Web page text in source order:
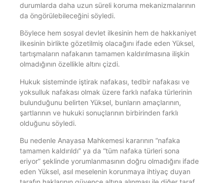
durumlarda daha uzun süreli koruma mekanizmalarının
da öngörülebileceğini söyledi.
Böylece hem sosyal devlet ilkesinin hem de hakkaniyet
ilkesinin birlikte gözetilmiş olacağını ifade eden Yüksel,
tartışmaların nafakanın tamamen kaldırılmasına ilişkin
olmadığının özellikle altını çizdi.
Hukuk sisteminde iştirak nafakası, tedbir nafakası ve
yoksulluk nafakası olmak üzere farklı nafaka türlerinin
bulunduğunu belirten Yüksel, bunların amaçlarının,
şartlarının ve hukuki sonuçlarının birbirinden farklı
olduğunu söyledi.
Bu nedenle Anayasa Mahkemesi kararının “nafaka
tamamen kaldırıldı” ya da “tüm nafaka türleri sona
eriyor” şeklinde yorumlanmasının doğru olmadığını ifade
eden Yüksel, asıl meselenin korunmaya ihtiyaç duyan